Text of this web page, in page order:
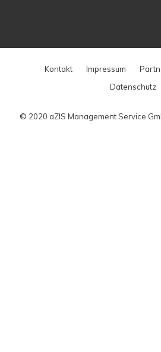
Kontakt Impressum
Datenschutz
© 2020 aZIS Management Service